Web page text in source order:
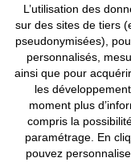
Mentions
©2026
L’utilisation des
sur des sites de tiers
pseudonymisées),
personnalisés,
ainsi que pour
les
moment plus
compris la
paramétrage. En
pouvez